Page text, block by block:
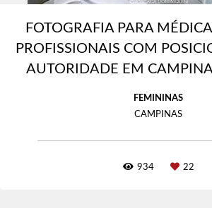
FOTOGRAFIA PARA
PROFISSIONAIS COM
AUTORIDADE EM
FEMININAS
CAMPINAS
934 22